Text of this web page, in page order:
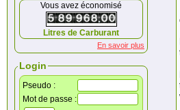
Vous avez économisé
Litres de Carburant
En savoir plus
Login
Pseudo :
Mot de passe :